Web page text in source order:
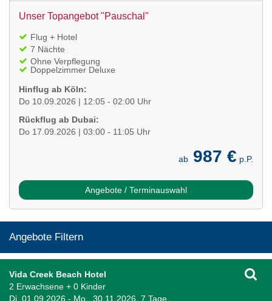
Unser Topangebot "Pauschal"
Flug + Hotel
7 Nächte
Ohne Verpflegung
Doppelzimmer Deluxe
Hinflug ab Köln:
Do 10.09.2026 | 12:05 - 02:00 Uhr
Rückflug ab Dubai:
Do 17.09.2026 | 03:00 - 11:05 Uhr
ab 987 € p.P.
Angebote / Terminauswahl
Angebote Filtern
Vida Creek Beach Hotel
2 Erwachsene + 0 Kinder
Di, 01.09.2026 - Mo., 30.11.2026, 7 Tage